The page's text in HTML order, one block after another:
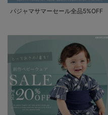
パジャマサマーセール全品5%OFF